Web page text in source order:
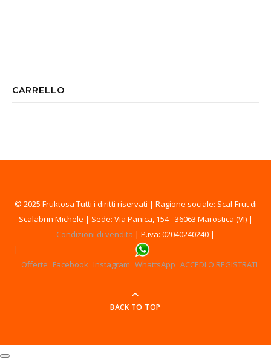
CARRELLO
© 2025 Fruktosa Tutti i diritti riservati | Ragione sociale: Scal-Frut di
Scalabrin Michele | Sede: Via Panica, 154 - 36063 Marostica (VI) |
Condizioni di vendita | P.iva: 02040240240 |
Offerte Facebook Instagram WhattsApp ACCEDI O REGISTRATI
BACK TO TOP